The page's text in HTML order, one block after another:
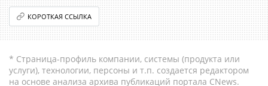
КОРОТКАЯ ССЫЛКА
* Страница-профиль компании, системы (продукта или
услуги), технологии, персоны и т.п. создается редактором
на основе анализа архива публикаций портала CNews.